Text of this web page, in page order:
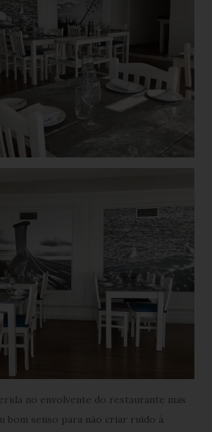
no envolvente do restaurante mas
bom senso para não criar ruído à